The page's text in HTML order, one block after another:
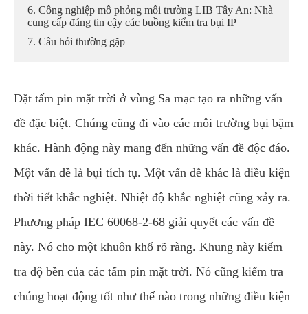
6. Công nghiệp mô phỏng môi trường LIB Tây An: Nhà
cung cấp đáng tin cậy các buồng kiểm tra bụi IP
7. Câu hỏi thường gặp
Đặt tấm pin mặt trời ở vùng Sa mạc tạo ra những vấn
đề đặc biệt. Chúng cũng đi vào các môi trường bụi bặm
khác. Hành động này mang đến những vấn đề độc đáo.
Một vấn đề là bụi tích tụ. Một vấn đề khác là điều kiện
thời tiết khắc nghiệt. Nhiệt độ khắc nghiệt cũng xảy ra.
Phương pháp IEC 60068-2-68 giải quyết các vấn đề
này. Nó cho một khuôn khổ rõ ràng. Khung này kiểm
tra độ bền của các tấm pin mặt trời. Nó cũng kiểm tra
chúng hoạt động tốt như thế nào trong những điều kiện